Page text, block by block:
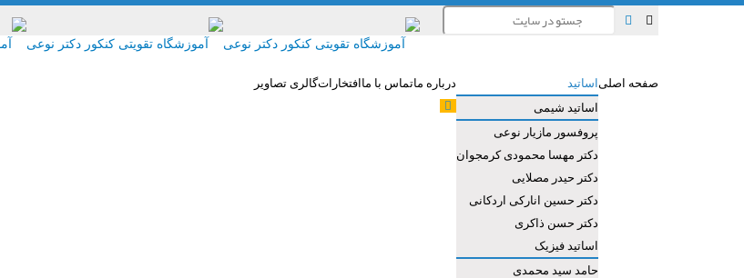
صفحه اصلیاساتید
اساتید شیمی
پروفسور مازیار نوعی
دکتر مهسا محمودی کرمجوان
دکتر حیدر مصلایی
دکتر حسین انارکی اردکانی
دکتر حسن ذاکری
اساتید فیزیک
حامد سید محمدی
درباره ماتماس با ما افتخاراتگالری تصاویر